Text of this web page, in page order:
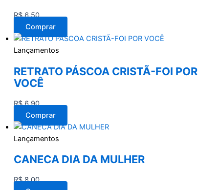
R$6,50
Comprar
Lançamentos
RETRATO PÁSCOA CRISTÃ-FOI POR
VOCÊ
R$6,90
Comprar
Lançamentos
CANECA DIA DA MULHER
R$8,00